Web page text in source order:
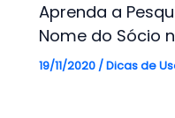
Aprenda a
Nome do Sócio
19/11/2020 /Dicas de